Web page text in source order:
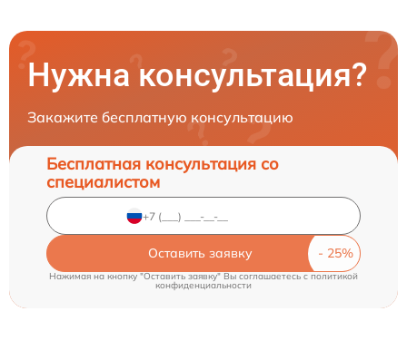
Нужна консультация?
Закажите бесплатную консультацию
Бесплатная консультация со
специалистом
Оставить заявку
Нажимая на кнопку "Оставить заявку" Вы соглашаетесь cполитикой
конфиденциальности